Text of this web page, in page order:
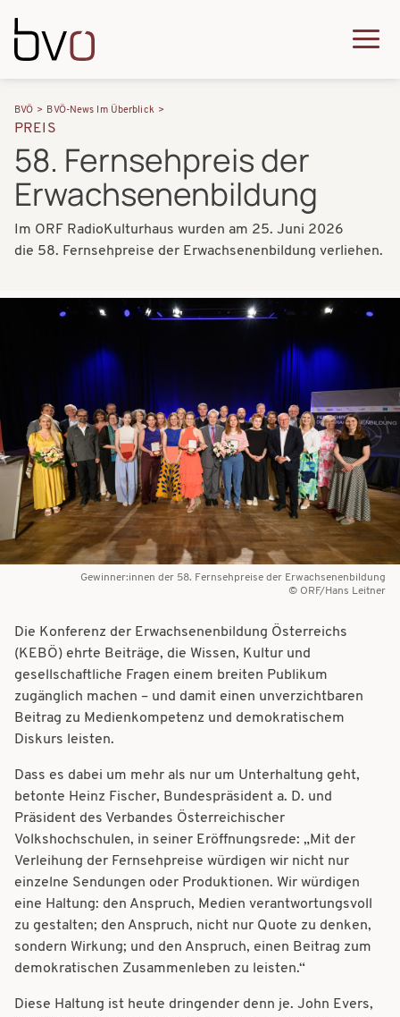
k
m
e
u
u
p
n
v
a
t
i
o
n
P
f
a
d
n
a
v
i
o
n
BVÖ BVÖ-News Im Überblick
PREIS
58. Fernsehpreis der
Erwachsenenbildung
Im ORF RadioKulturhaus wurden am 25. Juni 2026
die 58. Fernsehpreise der Erwachsenenbildung verliehen.
Gewinner:innen der 58. Fernsehpreise der Erwachsenenbildung
ORF/Hans Leitner
Die Konferenz der Erwachsenenbildung Österreichs
(KEBÖ) ehrte Beiträge, die Wissen, Kultur und
gesellschaftliche Fragen einem breiten Publikum
zugänglich machen – und damit einen unverzichtbaren
Beitrag zu Medienkompetenz und demokratischem
Diskurs leisten.
Dass es dabei um mehr als nur um Unterhaltung geht,
betonte Heinz Fischer, Bundespräsident a. D. und
Präsident des Verbandes Österreichischer
Volkshochschulen, in seiner Eröffnungsrede: „Mit der
Verleihung der Fernsehpreise würdigen wir nicht nur
einzelne Sendungen oder Produktionen. Wir würdigen
eine Haltung: den Anspruch, Medien verantwortungsvoll
zu gestalten; den Anspruch, nicht nur Quote zu denken,
sondern Wirkung; und den Anspruch, einen Beitrag zum
demokratischen Zusammenleben zu leisten.“
Diese Haltung ist heute dringender denn je. John Evers,